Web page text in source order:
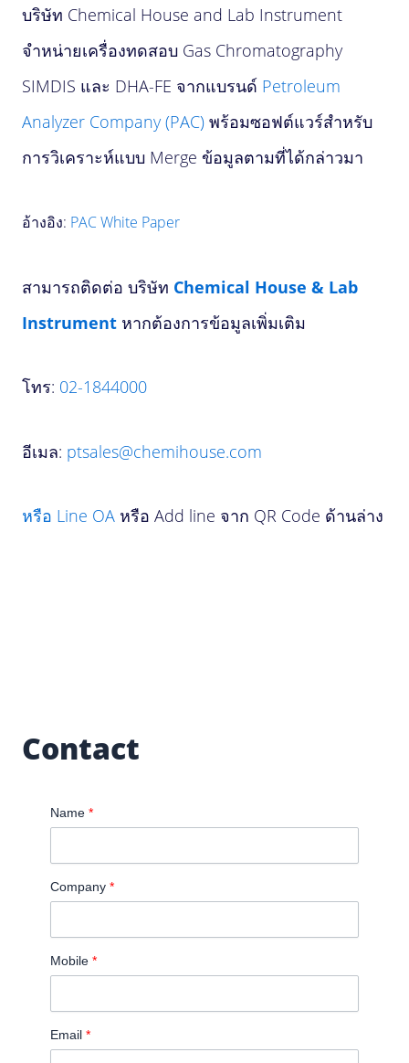
บริษัท Chemical House and Lab Instrument
จำหน่ายเครื่องทดสอบ Gas Chromatography
SIMDIS และ DHA-FE จากแบรนด์ Petroleum
Analyzer Company (PAC) พร้อมซอฟต์แวร์สำหรับ
การวิเคราะห์แบบ Merge ข้อมูลตามที่ได้กล่าวมา
อ้างอิง: PAC White Paper
สามารถติดต่อ บริษัท Chemical House & Lab
Instrument หากต้องการข้อมูลเพิ่มเติม
โทร: 02-1844000
อีเมล: ptsales@chemihouse.com
หรือ Line OA หรือ Add line จาก QR Code ด้านล่าง
Contact
Name *
Company *
Mobile *
Email *